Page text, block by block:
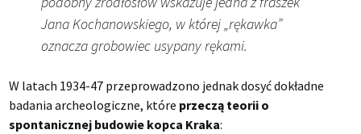
Jana Kochanowskiego, w której „rękawka”
oznacza grobowiec usypany rękami.
W latach 1934-47 przeprowadzono jednak dosyć dokładne
badania archeologiczne, które przeczą teorii o
spontanicznej budowie kopca Kraka: